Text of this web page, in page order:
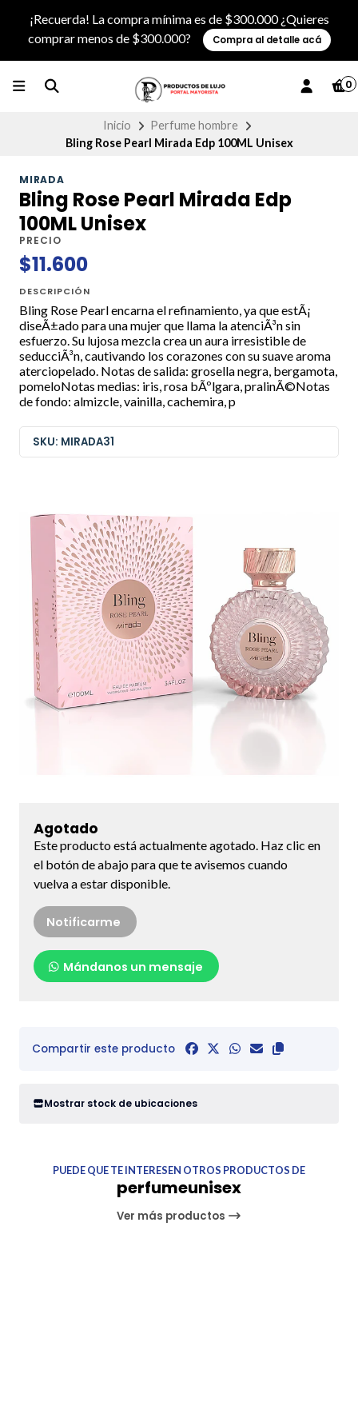
¡Recuerda! La compra mínima es de $300.000 ¿Quieres
comprar menos de $300.000?
Compra al detalle acá
0
Inicio
Perfume hombre
Bling Rose Pearl Mirada Edp 100ML Unisex
MIRADA
Bling Rose Pearl Mirada Edp
100ML Unisex
PRECIO
$11.600
DESCRIPCIÓN
Bling Rose Pearl encarna el refinamiento, ya que estÃ¡
diseÃ±ado para una mujer que llama la atenciÃ³n sin
esfuerzo. Su lujosa mezcla crea un aura irresistible de
seducciÃ³n, cautivando los corazones con su suave aroma
aterciopelado. Notas de salida: grosella negra, bergamota,
pomeloNotas medias: iris, rosa bÃºlgara, pralinÃ©Notas
de fondo: almizcle, vainilla, cachemira, p
SKU: MIRADA31
Agotado
Este producto está actualmente agotado. Haz clic en
el botón de abajo para que te avisemos cuando
vuelva a estar disponible.
Notificarme
Mándanos un mensaje
Compartir este producto
Mostrar stock de ubicaciones
PUEDE QUE TE INTERESEN OTROS PRODUCTOS DE
perfumeunisex
Ver más productos